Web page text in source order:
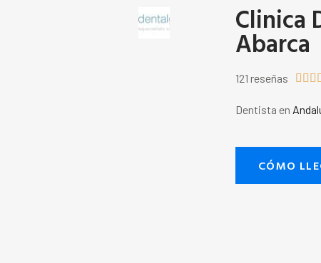
Clinica
Abarca
121 reseñas   
Dentista en
CÓMO